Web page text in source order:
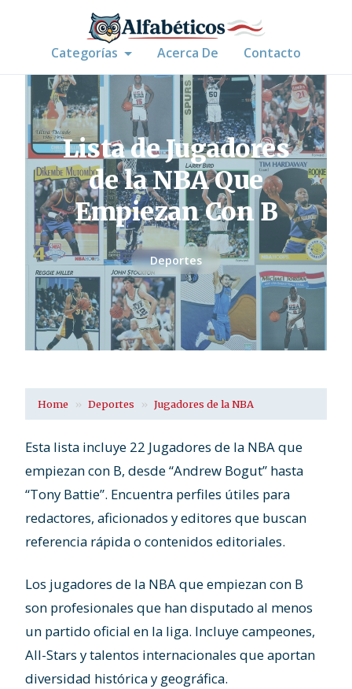
Categorías Acerca De Contacto
Lista de Jugadores
de la NBA Que
Empiezan Con B
Deportes
Home Deportes Jugadores de la NBA
Esta lista incluye 22 Jugadores de la NBA que
empiezan con B, desde “Andrew Bogut” hasta
“Tony Battie”. Encuentra perfiles útiles para
redactores, aficionados y editores que buscan
referencia rápida o contenidos editoriales.
Los jugadores de la NBA que empiezan con B
son profesionales que han disputado al menos
un partido oficial en la liga. Incluye campeones,
All-Stars y talentos internacionales que aportan
diversidad histórica y geográfica.